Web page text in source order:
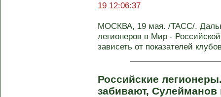
19 12:06:37
МОСКВА, 19 мая. /ТАСС/.
легионеров в Мир -
зависеть от показателей
Российские
забивают, Сулейманов